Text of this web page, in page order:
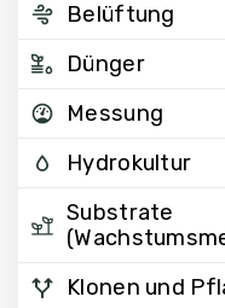
Belüftung
Dünger
Messung
Hydrokultur
Substrate
Klonen und